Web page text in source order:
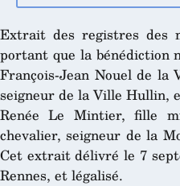
Extrait des registres des
portant que la bénédiction
François-Jean Nouel de la
seigneur de la Ville Hullin,
Renée Le Mintier, fille
chevalier, seigneur de la
Cet extrait délivré le 7
Rennes, et légalisé.